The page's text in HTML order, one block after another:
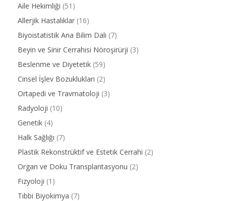
Aile Hekimliği (51)
Allerjik Hastalıklar (16)
Biyoistatistik Ana Bilim Dalı (7)
Beyin ve Sinir Cerrahisi Nöroşirürji (3)
Beslenme ve Diyetetik (59)
Cinsel İşlev Bozuklukları (2)
Ortapedi ve Travmatoloji (3)
Radyoloji (10)
Genetik (4)
Halk Sağlığı (7)
Plastik Rekonstrüktif ve Estetik Cerrahi (2)
Organ ve Doku Transplantasyonu (2)
Fizyoloji (1)
Tıbbi Biyokimya (7)